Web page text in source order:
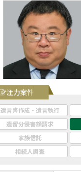
注力案件
遺言書作成・遺言執行
遺留分侵害額請求
家族信託
相続人調査